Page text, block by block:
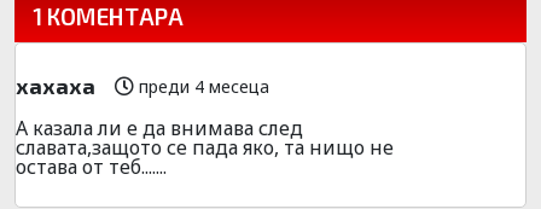
1 КОМЕНТАРА
хахаха преди 4 месеца
А казала ли е да внимава след
славата,защото се пада яко, та нищо не
остава от теб.......